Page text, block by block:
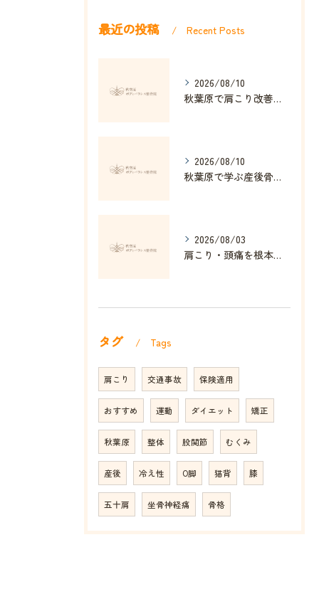
最近の投稿 Recent Posts
2026/08/10
秋葉原で肩こり改善に効果的な整骨院とストレッチ法
2026/08/10
秋葉原で学ぶ産後骨盤矯正の重要性
2026/08/03
肩こり・頭痛を根本改善する整体の秘訣
タグ Tags
肩こり 交通事故 保険適用
おすすめ 運動 ダイエット 矯正
秋葉原 整体 股関節 むくみ
産後 冷え性 O脚 猫背 膝
五十肩 坐骨神経痛 骨格